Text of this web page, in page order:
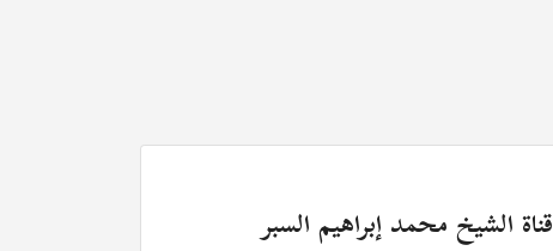
قناة الشيخ محمد إبراهيم السبر